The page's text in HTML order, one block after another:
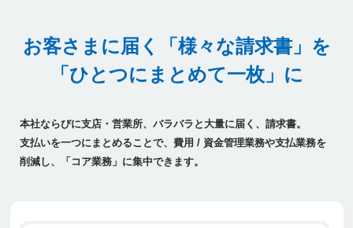
お客さまに届く「様々な請求書」を
「ひとつにまとめて一枚」に
本社ならびに支店・営業所、バラバラと大量に届く、請求書。
支払いを一つにまとめることで、費用 / 資金管理業務や支払業務を
削減し、
「コア業務」に集中できます。